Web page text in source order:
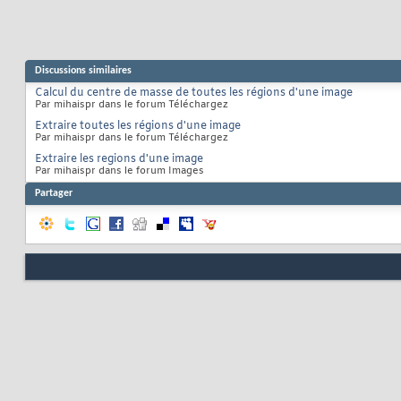
Discussions similaires
Calcul du centre de masse de toutes les régions d'une image
Par mihaispr dans le forum Téléchargez
Extraire toutes les régions d'une image
Par mihaispr dans le forum Téléchargez
Extraire les regions d'une image
Par mihaispr dans le forum Images
Partager